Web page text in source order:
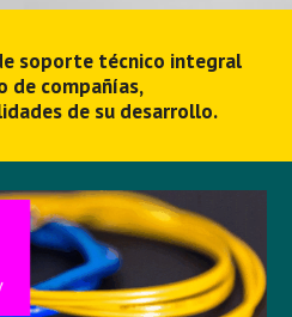
soporte técnico integral
de compañías,
de su desarrollo.